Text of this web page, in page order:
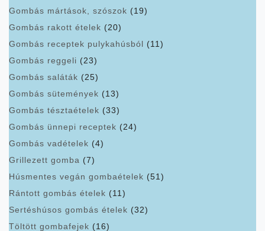
Gombás mártások, szószok (19)
Gombás rakott ételek (20)
Gombás receptek pulykahúsból (11)
Gombás reggeli (23)
Gombás saláták (25)
Gombás sütemények (13)
Gombás tésztaételek (33)
Gombás ünnepi receptek (24)
Gombás vadételek (4)
Grillezett gomba (7)
Húsmentes vegán gombaételek (51)
Rántott gombás ételek (11)
Sertéshúsos gombás ételek (32)
Töltött gombafejek (16)